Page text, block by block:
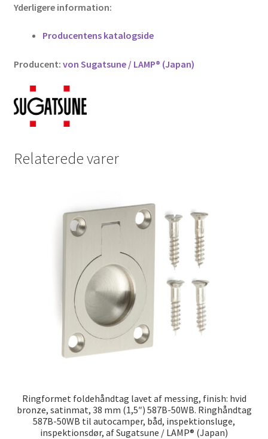
Yderligere information:
Producentens katalogside
Producent: von Sugatsune / LAMP® (Japan)
Relaterede varer
Ringformet foldehåndtag lavet af messing, finish: hvid
bronze, satinmat, 38 mm (1,5″) 587B-50WB. Ringhåndtag
587B-50WB til autocamper, båd, inspektionsluge,
inspektionsdør, af Sugatsune / LAMP® (Japan)